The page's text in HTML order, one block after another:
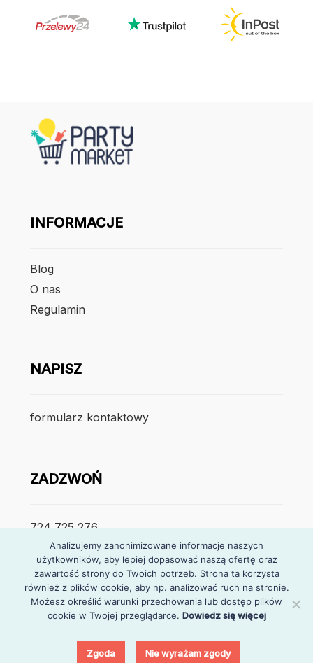
INFORMACJE
Blog
O nas
Regulamin
NAPISZ
formularz kontaktowy
ZADZWOŃ
724 725 276
poniedzialek – piątek
7:30 – 15:30
Analizujemy zanonimizowane informacje naszych
użytkowników, aby lepiej dopasować naszą ofertę oraz
zawartość strony do Twoich potrzeb. Strona ta korzysta
również z plików cookie, aby np. analizować ruch na stronie.
Możesz określić warunki przechowania lub dostęp plików
cookie w Twojej przeglądarce. Dowiedz się więcej
Zgoda Nie wyrażam zgody